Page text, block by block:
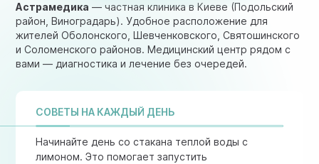
Астрамедика — частная клиника в Киеве (Подольский
район, Виноградарь). Удобное расположение для
жителей Оболонского, Шевченковского, Святошинского
и Соломенского районов. Медицинский центр рядом с
вами — диагностика и лечение без очередей.
СОВЕТЫ НА КАЖДЫЙ ДЕНЬ
Начинайте день со стакана теплой воды с
лимоном. Это помогает запустить